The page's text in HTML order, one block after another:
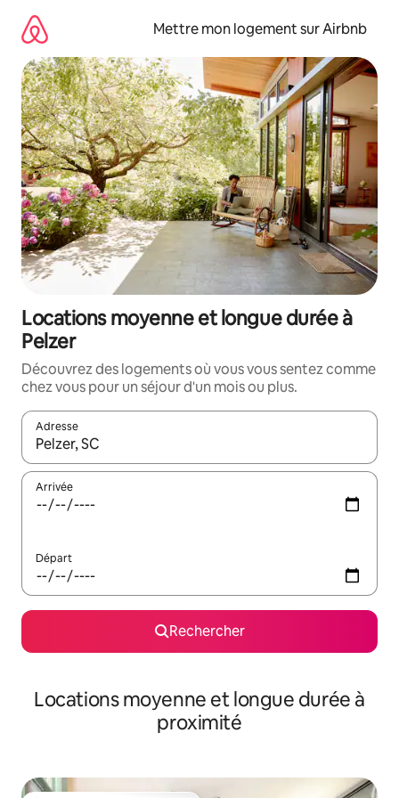
directement
contenu
Mettre mon logement sur Airbnb
Locations moyenne et longue durée à
Pelzer
Découvrez des logements où vous vous sentez comme
chez vous pour un séjour d'un mois ou plus.
Adresse
Lorsque les résultats s'affichent, utilisez les flèches vers le
Arrivée
Départ
Rechercher
Locations moyenne et longue durée à
proximité